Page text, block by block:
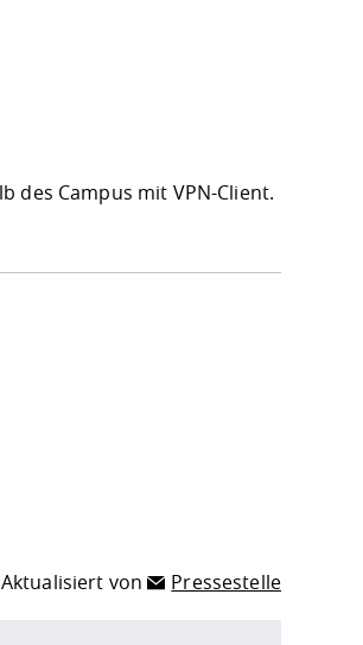
des Campus mit VPN-Client.
Aktualisiert von Pressestelle